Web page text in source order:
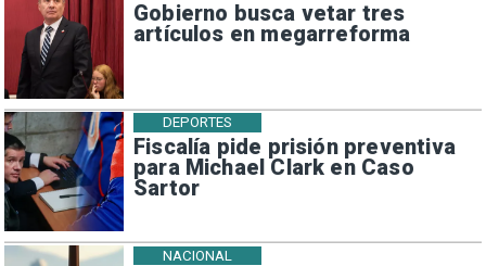
Gobierno busca vetar tres
artículos en megarreforma
Fiscalía pide prisión preventiva
para Michael Clark en Caso
Sartor
DEPORTES
NACIONAL